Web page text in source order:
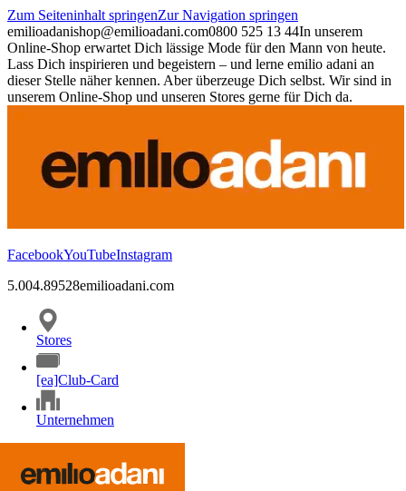
Zum Seiteninhalt springenZur Navigation springen
emilioadanishop@emilioadani.com0800 525 13 44In unserem
Online-Shop erwartet Dich lässige Mode für den Mann von heute.
Lass Dich inspirieren und begeistern – und lerne emilio adani an
dieser Stelle näher kennen. Aber überzeuge Dich selbst. Wir sind in
unserem Online-Shop und unseren Stores gerne für Dich da.
FacebookYouTubeInstagram
5.004.89528emilioadani.com
Stores
[ea]Club-Card
Unternehmen